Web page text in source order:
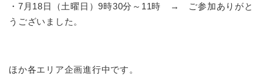
・7月18日（土曜日）9時30分～11時 → ご参加ありがと
うございました。
ほか各エリア企画進行中です。